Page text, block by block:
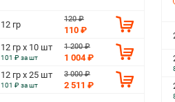
12 гр
120 ₽
110 ₽
12 гр х 10 шт
101 ₽ за шт
1 200 ₽
1 004 ₽
12 гр х 25 шт
101 ₽ за шт
3 000 ₽
2 511 ₽